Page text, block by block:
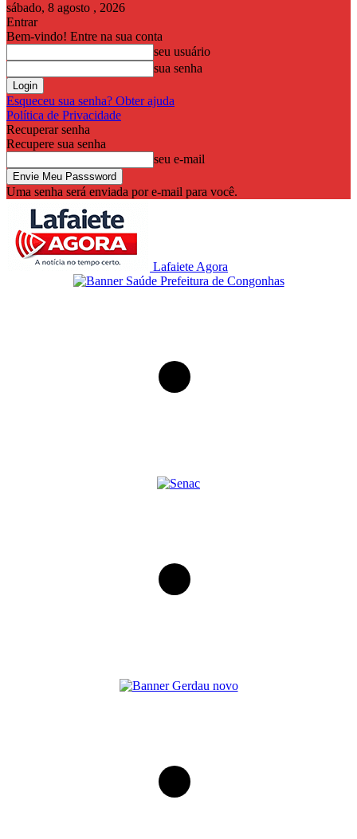
sábado, 8 agosto , 2026
Entrar
Bem-vindo! Entre na sua conta
seu usuário
sua senha
Esqueceu sua senha? Obter ajuda
Política de Privacidade
Recuperar senha
Recupere sua senha
seu e-mail
Uma senha será enviada por e-mail para você.
Lafaiete Agora